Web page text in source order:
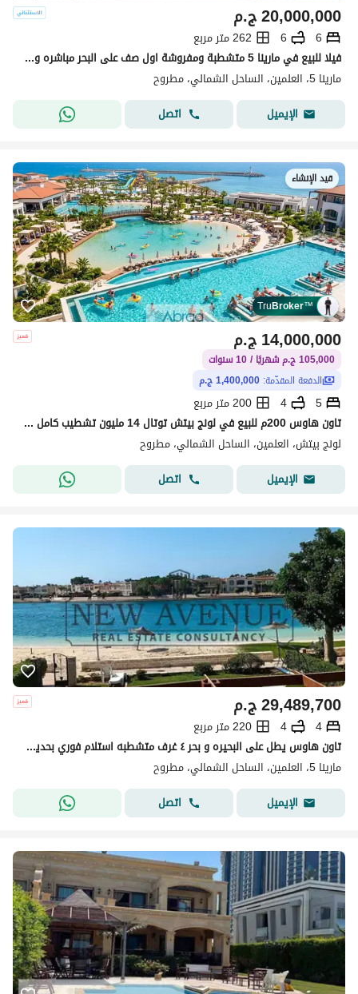
ج.م20,000,000
6
6
262 متر مربع
فيلا للبيع في مارينا 5 متشطبة ومفروشة اول صف على البحر مباشره و جاهزة للاستلام الصيف ده، ومتاحة للمعاينة. مساحة 262 متر، بتشطيب مودرن فاخر شامل الفرش والأجهزة والتكييفات، وسعرها قابل للتفاوض مع خصم مميز للمشتري الجاد. نوع الوحدة: فيلا المساحة: 262 متر
مارينا 5، العلمين، الساحل الشمالي، مطروح
الإيميل
اتصل
قيد الإنشاء
TruBroker™
ج.م14,000,000
105,000 ج.م شهريًا / 10 سنوات
الدفعة المقدّمة: 1,400,000 ج.م
5
4
200 متر مربع
تاون هاوس 200م للبيع في لونج بيتش توتال 14 مليون تشطيب كامل وقسط على 10 سنوات استلام 4 سنوات
لونج بيتش، العلمين، الساحل الشمالي، مطروح
الإيميل
اتصل
ج.م29,489,700
4
4
220 متر مربع
تاون هاوس يطل على البحيره و بحر ٤ غرف متشطبه استلام فوري بحديقه خاصه للبيع في مارينا ٥ marina 5
مارينا 5، العلمين، الساحل الشمالي، مطروح
الإيميل
اتصل